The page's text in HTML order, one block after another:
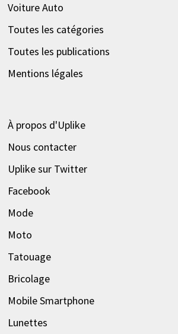
Voiture Auto
Toutes les catégories
Toutes les publications
Mentions légales
À propos d'Uplike
Nous contacter
Uplike sur Twitter
Facebook
Mode
Moto
Tatouage
Bricolage
Mobile Smartphone
Lunettes